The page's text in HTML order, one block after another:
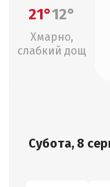
21°12°
Хмарно,
слабкий дощ
Субота, 8